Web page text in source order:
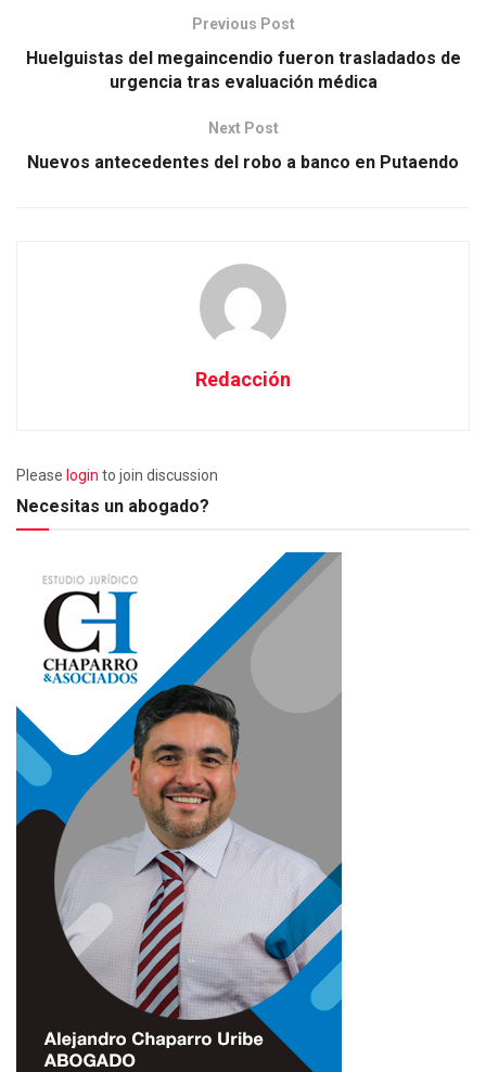
Previous Post
Huelguistas del megaincendio fueron trasladados de
urgencia tras evaluación médica
Next Post
Nuevos antecedentes del robo a banco en Putaendo
Redacción
Please login to join discussion
Necesitas un abogado?